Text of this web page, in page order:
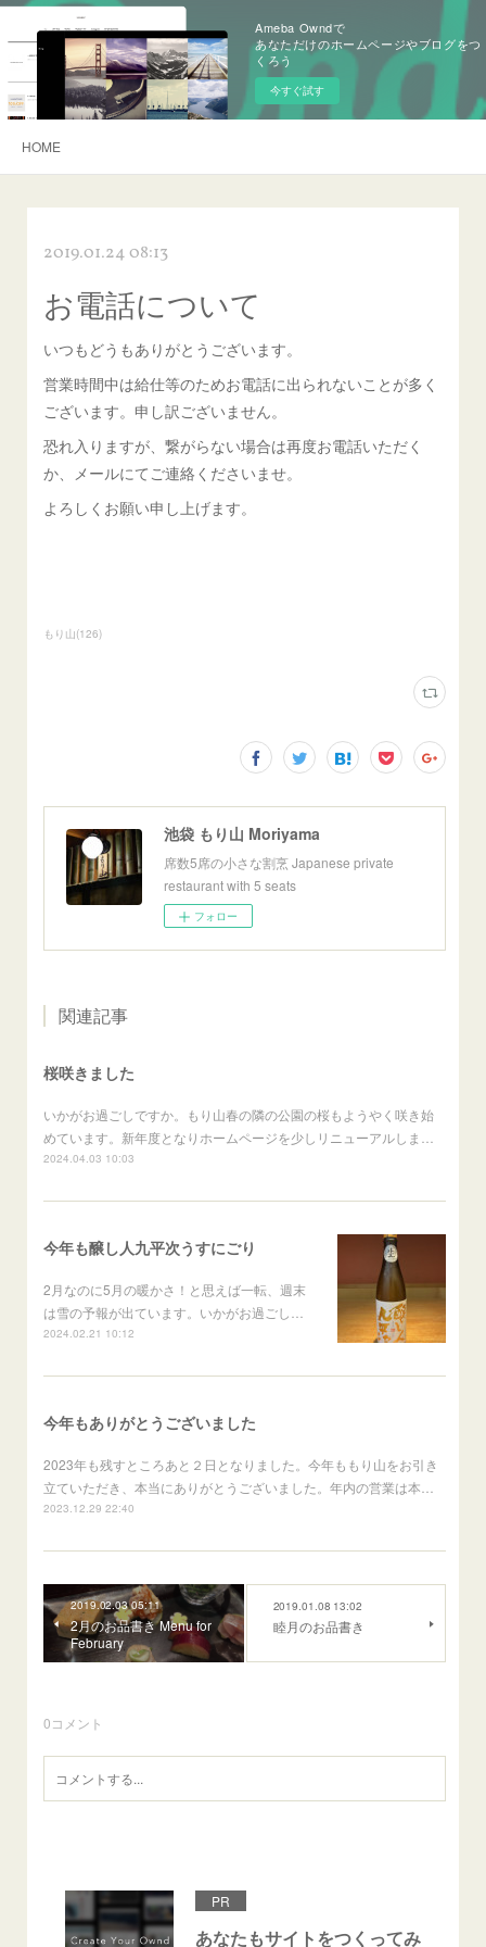
Ameba Owndで
あなただけのホームページやブログをつ
くろう
今すぐ試す
HOME
2019.01.24 08:13
お電話について
いつもどうもありがとうございます。
営業時間中は給仕等のためお電話に出られないことが多く
ございます。申し訳ございません。
恐れ入りますが、繋がらない場合は再度お電話いただく
か、メールにてご連絡くださいませ。
よろしくお願い申し上げます。
もり山(126)
池袋 もり山 Moriyama
席数5席の小さな割烹 Japanese private
restaurant with 5 seats
フォロー
関連記事
桜咲きました
いかがお過ごしですか。もり山春の隣の公園の桜もようやく咲き始
めています。新年度となりホームページを少しリニューアルしま…
2024.04.03 10:03
今年も醸し人九平次うすにごり
2月なのに5月の暖かさ！と思えば一転、週末
は雪の予報が出ています。いかがお過ごし…
2024.02.21 10:12
今年もありがとうございました
2023年も残すところあと２日となりました。今年ももり山をお引き
立ていただき、本当にありがとうございました。年内の営業は本…
2023.12.29 22:40
2019.02.03 05:11
2月のお品書き Menu for
February
2019.01.08 13:02
睦月のお品書き
0コメント
PR
あなたもサイトをつくってみ